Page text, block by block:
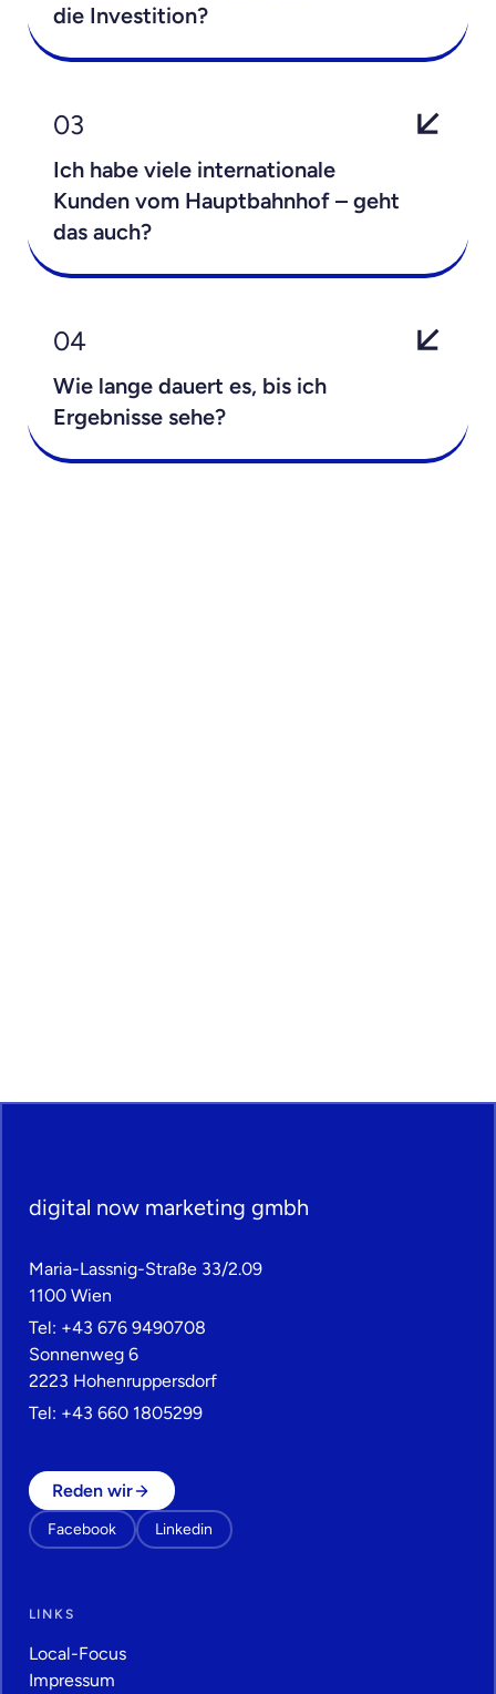
die Investition?
03
Ich habe viele internationale
Kunden vom Hauptbahnhof – geht
das auch?
04
Wie lange dauert es, bis ich
Ergebnisse sehe?
digital now marketing gmbh
Maria-Lassnig-Straße 33/2.09
1100 Wien
Tel: +43 676 9490708
Sonnenweg 6
2223 Hohenruppersdorf
Tel: +43 660 1805299
Reden wir
Facebook Linkedin
LINKS
Local-Focus
Impressum